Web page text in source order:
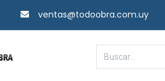
ventas@todoobra.com.uy